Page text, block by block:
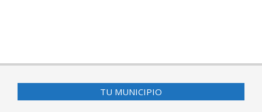
TU MUNICIPIO